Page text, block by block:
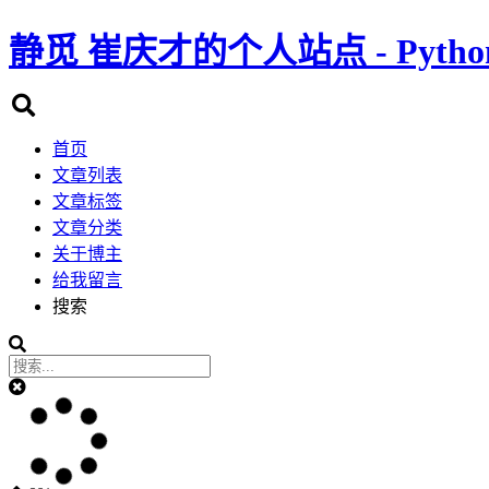
静觅 崔庆才的个人站点 -
首页
文章列表
文章标签
文章分类
关于博主
给我留言
搜索